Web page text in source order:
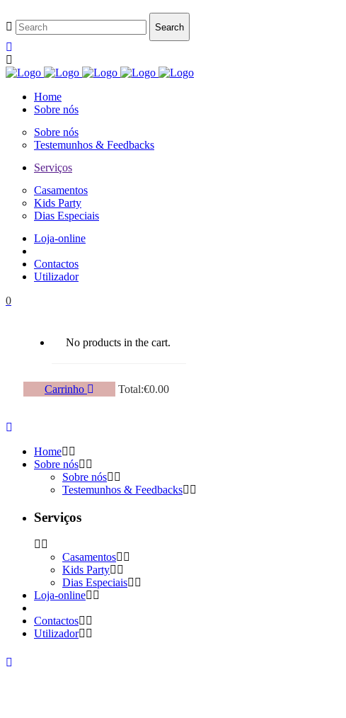
Home
Sobre nós
Sobre nós
Testemunhos & Feedbacks
Serviços
Casamentos
Kids Party
Dias Especiais
Loja-online
Contactos
Utilizador
0
No products in the cart.
Carrinho Total:€0.00
Home
Sobre nós
Sobre nós
Testemunhos & Feedbacks
Serviços
Casamentos
Kids Party
Dias Especiais
Loja-online
Contactos
Utilizador